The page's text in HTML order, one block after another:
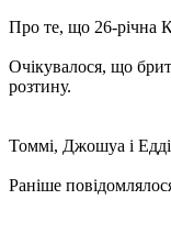
Про те, що 26-річна
Очікувалося, що
розтину.
Томмі, Джошуа і Едді
Раніше